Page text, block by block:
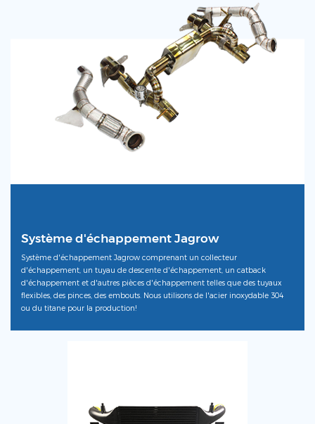
Système d'échappement Jagrow
Système d'échappement Jagrow comprenant un collecteur
d'échappement, un tuyau de descente d'échappement, un catback
d'échappement et d'autres pièces d'échappement telles que des tuyaux
flexibles, des pinces, des embouts. Nous utilisons de l'acier inoxydable 304
ou du titane pour la production!